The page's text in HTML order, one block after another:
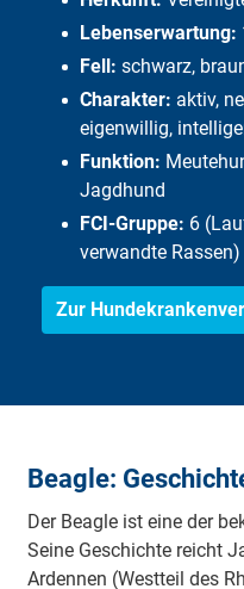
Lebenserwartung:
Fell: schwarz,
Charakter: aktiv,
eigenwillig,
Funktion:
Jagdhund
FCI-Gruppe: 6
verwandte Rassen)
Zur
Beagle:
Der Beagle ist eine der
Seine Geschichte reicht
Ardennen (Westteil des